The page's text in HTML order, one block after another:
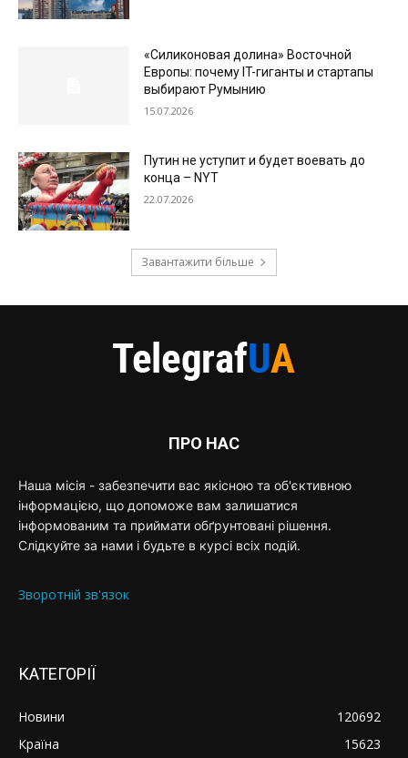
«Силиконовая долина» Восточной
Европы: почему IT-гиганты и стартапы
выбирают Румынию
15.07.2026
Путин не уступит и будет воевать до
конца – NYT
22.07.2026
Завантажити більше
ПРО НАС
Наша місія - забезпечити вас якісною та об'єктивною
інформацією, що допоможе вам залишатися
інформованим та приймати обґрунтовані рішення.
Слідкуйте за нами і будьте в курсі всіх подій.
Зворотній зв'язок
КАТЕГОРІЇ
Новини
120692
Країна
15623